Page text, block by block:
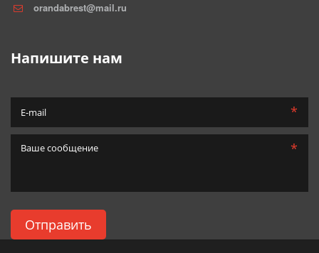
orandabrest@mail.ru
Напишите нам
*
*
Отправить